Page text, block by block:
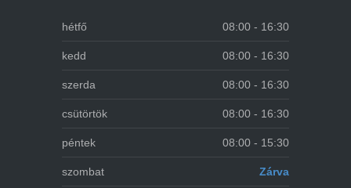
hétfő 08:00 - 16:30
kedd 08:00 - 16:30
szerda 08:00 - 16:30
csütörtök 08:00 - 16:30
péntek 08:00 - 15:30
szombat Zárva